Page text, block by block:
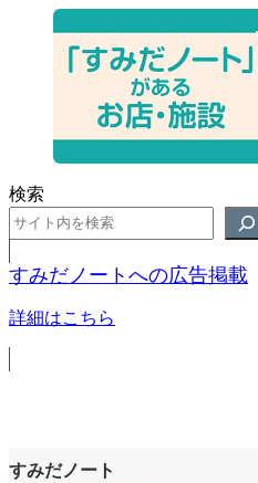
検索
すみだノートへの広告掲載
詳細はこちら
すみだノート